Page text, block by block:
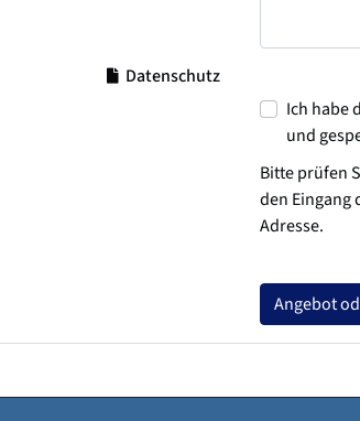
Datenschutz
Ich habe
und
Bitte prüfen
den Eingang
Adresse.
Angebot